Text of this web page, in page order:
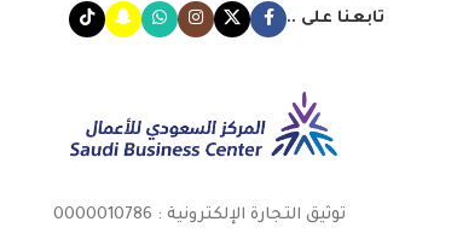
تابعنا على ..
توثيق التجارة الإلكترونية : 0000010786